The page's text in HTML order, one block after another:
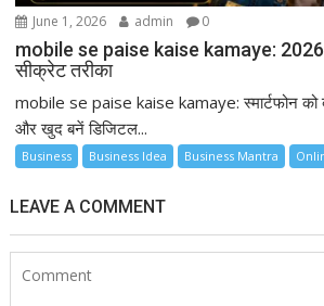
June 1, 2026 admin 0
mobile se paise kaise kamaye:
सीक्रेट तरीका
mobile se paise kaise kamaye: स्मार्टफोन को
और खुद बनें डिजिटल...
Business Business Idea Business Mantra
LEAVE A COMMENT